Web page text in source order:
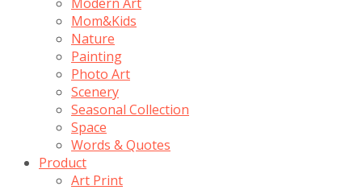
Mom&Kids
Nature
Painting
Photo Art
Scenery
Seasonal Collection
Space
Words & Quotes
Product
Art Print